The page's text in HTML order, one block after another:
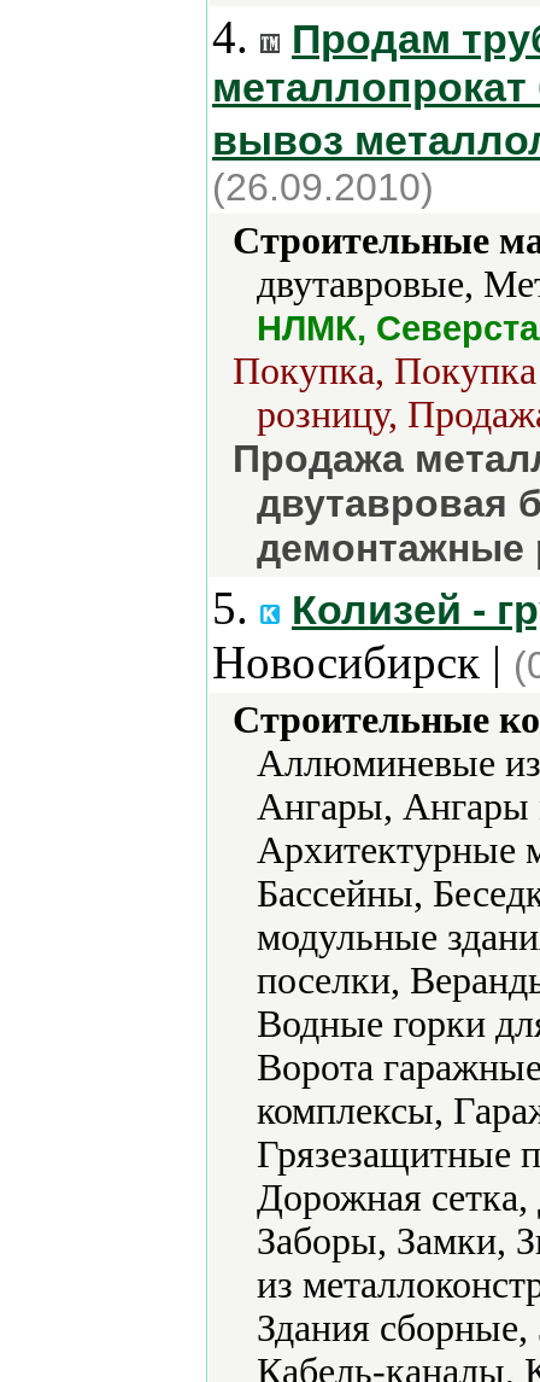
4.
Продам
вывоз
(26.09.2010)
Строительные
двутавровые,
НЛМК,
Покупка,
розницу,
Продажа
двутавровая
демонтажные
5. Колизей -
Новосибирск |
Строительные
Аллюминевые
Ангары, Ангары
Архитектурные
Бассейны,
модульные
поселки,
Водные горки
Ворота
комплексы,
Грязезащитные
Дорожная
Заборы, Замки,
из
Здания
Кабель-каналы,